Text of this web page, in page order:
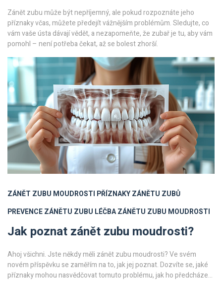
Zánět zubu může být nepříjemný, ale pokud rozpoznáte jeho
příznaky včas, můžete předejít vážnějším problémům. Sledujte, co
vám vaše ústa dávají vědět, a nezapomeňte, že zubař je tu, aby vám
pomohl – není potřeba čekat, až se bolest zhorší.
ZÁNĚT ZUBU MOUDROSTI PŘÍZNAKY ZÁNĚTU ZUBŮ
PREVENCE ZÁNĚTU ZUBU LÉČBA ZÁNĚTU ZUBU MOUDROSTI
Jak poznat zánět zubu moudrosti?
Ahoj všichni. Jste někdy měli zánět zubu moudrosti? Ve svém
novém příspěvku se zaměřím na to, jak jej poznat. Dozvíte se, jaké
příznaky mohou nasvědčovat tomuto problému, jak ho předcházet